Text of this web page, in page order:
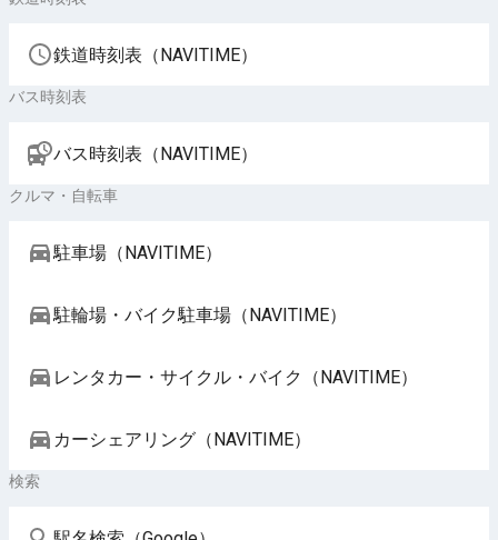
鉄道時刻表（NAVITIME）
バス時刻表
バス時刻表（NAVITIME）
クルマ・自転車
駐車場（NAVITIME）
駐輪場・バイク駐車場（NAVITIME）
レンタカー・サイクル・バイク（NAVITIME）
カーシェアリング（NAVITIME）
検索